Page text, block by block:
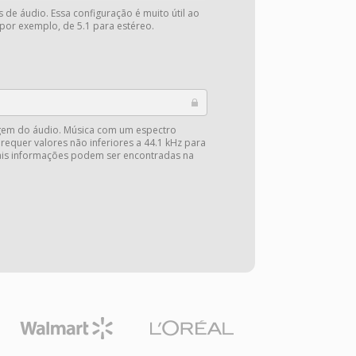
de áudio. Essa configuração é muito útil ao
exemplo, de 5.1 para estéreo.
do áudio. Música com um espectro
valores não inferiores a 44.1 kHz para
informações podem ser encontradas na